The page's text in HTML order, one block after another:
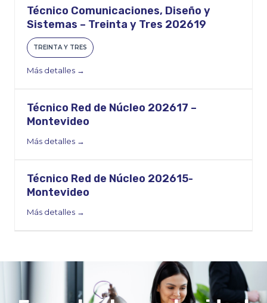
Técnico Comunicaciones, Diseño y
Sistemas – Treinta y Tres 202619
TREINTA Y TRES
Más detalles
Técnico Red de Núcleo 202617 –
Montevideo
Más detalles
Técnico Red de Núcleo 202615-
Montevideo
Más detalles